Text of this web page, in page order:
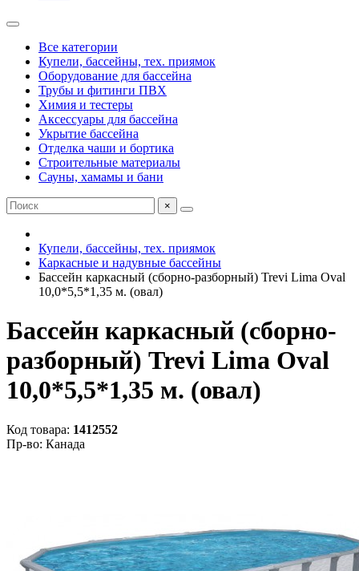
Все категории
Купели, бассейны, тех. приямок
Оборудование для бассейна
Трубы и фитинги ПВХ
Химия и тестеры
Аксессуары для бассейна
Укрытие бассейна
Отделка чаши и бортика
Строительные материалы
Сауны, хамамы и бани
×
Купели, бассейны, тех. приямок
Каркасные и надувные бассейны
Бассейн каркасный (сборно-разборный) Trevi Lima Oval
10,0*5,5*1,35 м. (овал)
Бассейн каркасный (сборно-
разборный) Trevi Lima Oval
10,0*5,5*1,35 м. (овал)
Код товара: 1412552
Пр-во: Канада